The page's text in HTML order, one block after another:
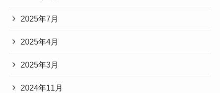
2025年7月
2025年4月
2025年3月
2024年11月